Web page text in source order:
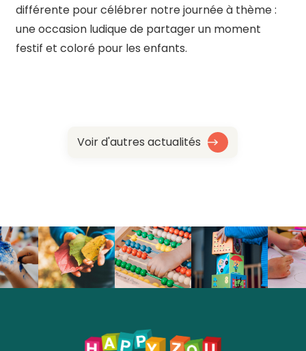
différente pour célébrer notre journée à thème :
une occasion ludique de partager un moment
festif et coloré pour les enfants.
Voir d'autres actualités